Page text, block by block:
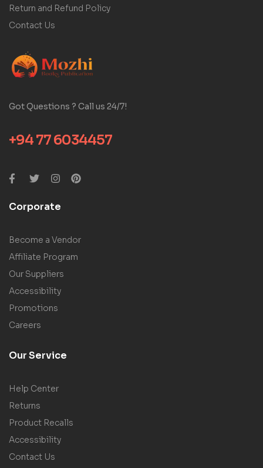
Return and Refund Policy
Contact Us
Got Questions ? Call us 24/7!
+94 77 6034457
Corporate
Become a Vendor
Affiliate Program
Our Suppliers
Accessibility
Promotions
Careers
Our Service
Help Center
Returns
Product Recalls
Accessibility
Contact Us